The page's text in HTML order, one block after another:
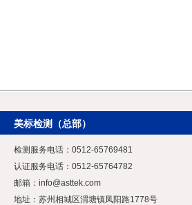
美标检测（总部）
检测服务电话：0512-65769481
认证服务电话：0512-65764782
邮箱： info@asttek.com
地址：苏州相城区渭塘镇凤阳路1778号